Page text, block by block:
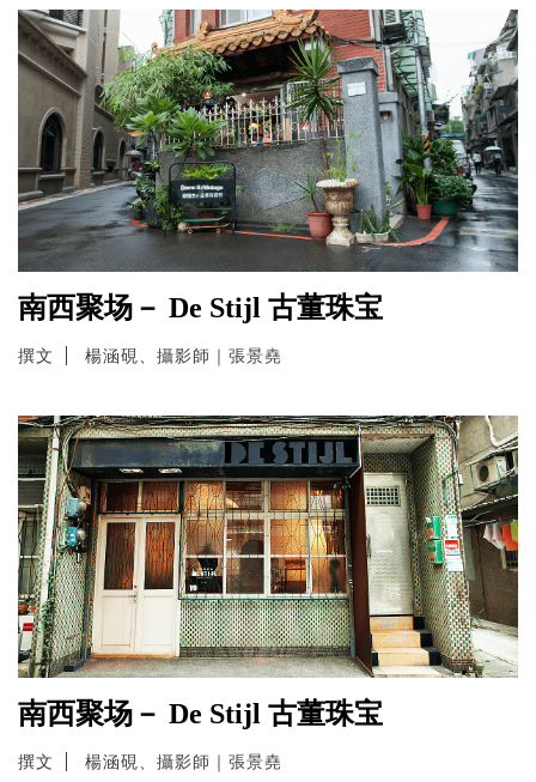
南西聚场－ De Stijl 古董珠宝
撰文 楊涵硯、攝影師｜張景堯
南西聚场－ De Stijl 古董珠宝
撰文 楊涵硯、攝影師｜張景堯